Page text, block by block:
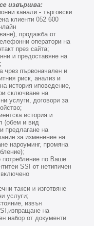
извършва:
канали - търговски
клиенти 052 600
продажба от
оператори на
през сайта;
и предоставяне на
чрез първоначален и
риск, анализ и
история иповедение,
сключване на
услуги, договори за
история и
(обем и вид
предлагане на
за изменение на
нароуминг, промяна
потребление по Ваше
SSI от нетипичен
такси и изготвяне
услуги;
извън
на
набор от документи